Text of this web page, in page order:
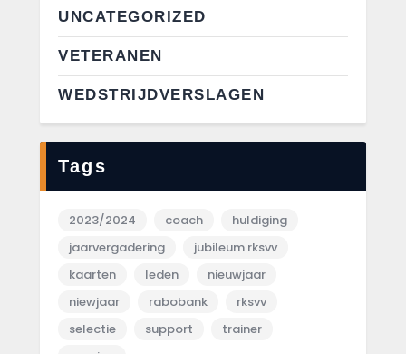
UNCATEGORIZED
VETERANEN
WEDSTRIJDVERSLAGEN
Tags
2023/2024 coach
huldiging
jaarvergadering
jubileum rksvv
kaarten
leden
nieuwjaar
niewjaar
rabobank
rksvv
selectie
support
trainer